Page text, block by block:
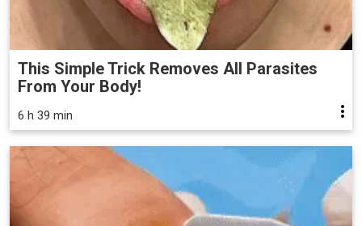
This Simple Trick Removes All Parasites
From Your Body!
6 h 39 min